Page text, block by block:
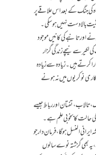
کو حملہ کر کے چھ ماہ کی جنگ کے بعد اس علاقے پر
بالادست نہیں ہوسکی۔
اور تانبے کی کانیں موجود
سے نیچے زندگی گزار
کرتے ہیں۔ زیادہ سے زیادہ
نوکریوں میں نہ ہونے
تالاب، تفتان اور رباط جیسے
حالت کا بخوبی علم ہے۔
النسل ہو گا، فرمان دار جو
، یہ بھی گزشتہ نوے سالوں